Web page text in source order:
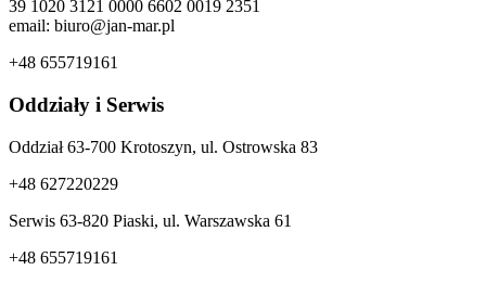
39 1020 3121 0000 6602 0019 2351
email: biuro@jan-mar.pl
+48 655719161
Oddziały i Serwis
Oddział 63-700 Krotoszyn, ul. Ostrowska 83
+48 627220229
Serwis 63-820 Piaski, ul. Warszawska 61
+48 655719161